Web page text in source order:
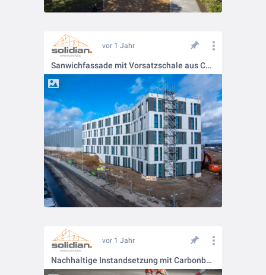
vor 1 Jahr
Sanwichfassade mit Vorsatzschale aus Carbonbeton
vor 1 Jahr
Nachhaltige Instandsetzung mit Carbonbeton